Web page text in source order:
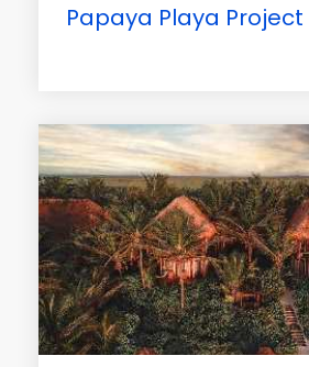
Papaya Playa Project